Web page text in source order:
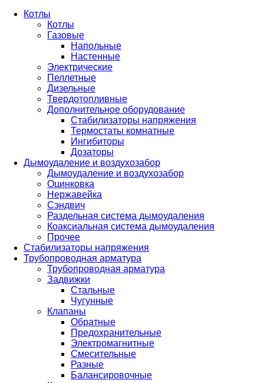
Котлы
Котлы
Газовые
Напольные
Настенные
Электрические
Пеллетные
Дизельные
Твердотопливные
Дополнительное оборудование
Стабилизаторы напряжения
Термостаты комнатные
Ингибиторы
Дозаторы
Дымоудаление и воздухозабор
Дымоудаление и воздухозабор
Оцинковка
Нержавейка
Сэндвич
Раздельная система дымоудаления
Коаксиальная система дымоудаления
Прочее
Стабилизаторы напряжения
Трубопроводная арматура
Трубопроводная арматура
Задвижки
Стальные
Чугунные
Клапаны
Обратные
Предохранительные
Электромагнитные
Смесительные
Разные
Балансировочные